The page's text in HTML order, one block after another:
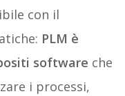
con il
PLM è
software che
i processi,